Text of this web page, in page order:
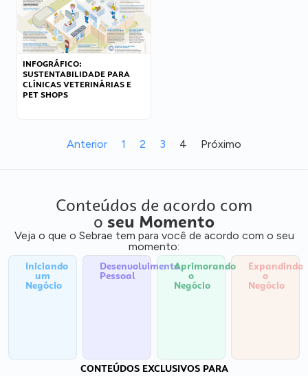
INFOGRÁFICO:
SUSTENTABILIDADE PARA
CLÍNICAS VETERINÁRIAS E
PET SHOPS
Anterior 1 2 3 4 Próximo
Conteúdos de acordo com
o seu Momento
Veja o que o Sebrae tem para você de acordo com o seu
momento:
Iniciando
um
Negócio
Desenvolvimento
Pessoal
Aprimorando
o
Negócio
Expandindo
o
Negócio
CONTEÚDOS EXCLUSIVOS PARA